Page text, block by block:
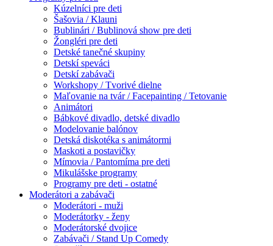
Kúzelníci pre deti
Šašovia / Klauni
Bublinári / Bublinová show pre deti
Žongléri pre deti
Detské tanečné skupiny
Detskí speváci
Detskí zabávači
Workshopy / Tvorivé dielne
Maľovanie na tvár / Facepainting / Tetovanie
Animátori
Bábkové divadlo, detské divadlo
Modelovanie balónov
Detská diskotéka s animátormi
Maskoti a postavičky
Mímovia / Pantomíma pre deti
Mikulášske programy
Programy pre deti - ostatné
Moderátori a zabávači
Moderátori - muži
Moderátorky - ženy
Moderátorské dvojice
Zabávači / Stand Up Comedy